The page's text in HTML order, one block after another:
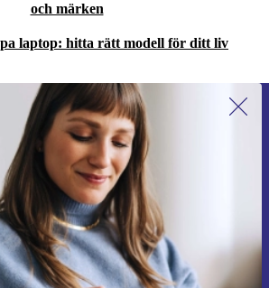
och märken
laptop: hitta rätt modell för ditt liv
dig till vårt nyhetsbrev för
gången och spara 200 kr!
aldrig ett erbjudande igen.
Begär kupong